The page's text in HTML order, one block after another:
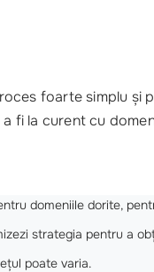
foarte simplu și
fi la curent cu
domeniile dorite,
strategia pentru a
poate varia.